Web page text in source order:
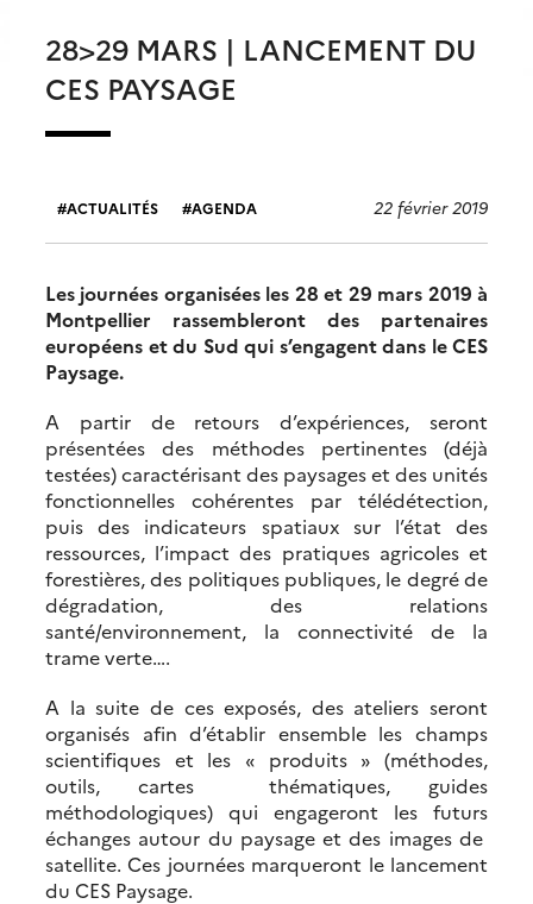
28>29 MARS | LANCEMENT DU
CES PAYSAGE
ACTUALITÉS AGENDA 22 février 2019
Les journées organisées les 28 et 29 mars 2019 à
Montpellier rassembleront des partenaires
européens et du Sud qui s’engagent dans le CES
Paysage.
A partir de retours d’expériences, seront
présentées des méthodes pertinentes (déjà
testées) caractérisant des paysages et des unités
fonctionnelles cohérentes par télédétection,
puis des indicateurs spatiaux sur l’état des
ressources, l’impact des pratiques agricoles et
forestières, des politiques publiques, le degré de
dégradation, des relations
santé/environnement, la connectivité de la
trame verte….
A la suite de ces exposés, des ateliers seront
organisés afin d’établir ensemble les champs
scientifiques et les « produits » (méthodes,
outils, cartes thématiques, guides
méthodologiques) qui engageront les futurs
échanges autour du paysage et des images de
satellite. Ces journées marqueront le lancement
du CES Paysage.